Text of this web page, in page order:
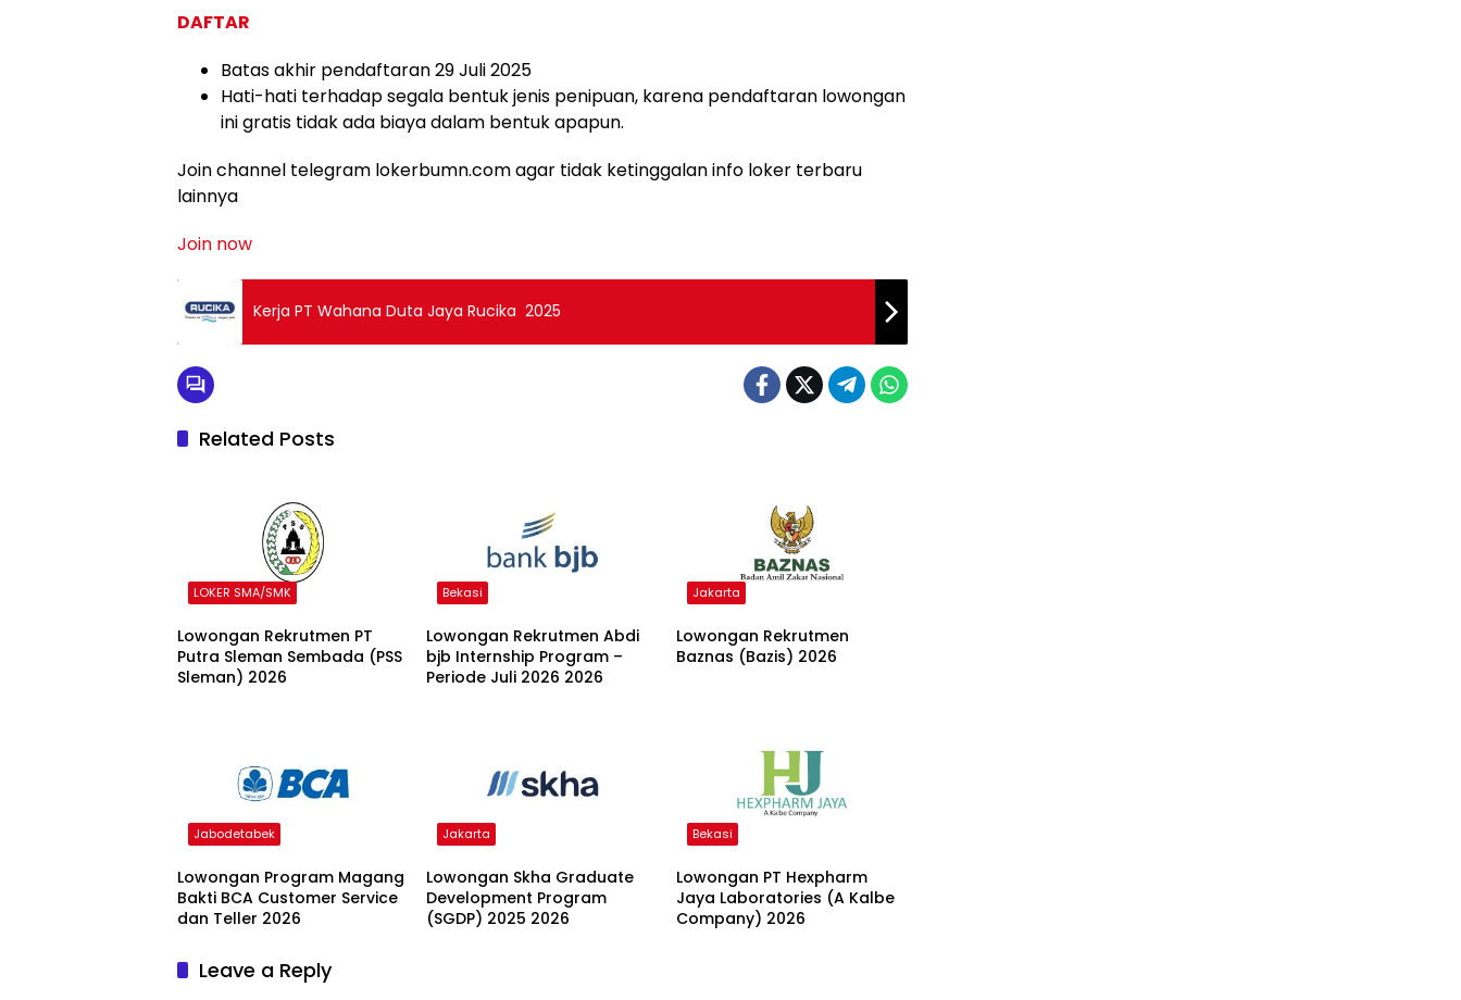
DAFTAR
Batas akhir pendaftaran 29 Juli 2025
Hati-hati terhadap segala bentuk jenis penipuan, karena pendaftaran lowongan
ini gratis tidak ada biaya dalam bentuk apapun.
Join channel telegram lokerbumn.com agar tidak ketinggalan info loker terbaru
lainnya
Join now
Kerja PT Wahana Duta Jaya Rucika 2025
Related Posts
LOKER SMA/SMK
Lowongan Rekrutmen PT
Putra Sleman Sembada (PSS
Sleman) 2026
Bekasi
Lowongan Rekrutmen Abdi
bjb Internship Program –
Periode Juli 2026 2026
Jakarta
Lowongan Rekrutmen
Baznas (Bazis) 2026
Jabodetabek
Lowongan Program Magang
Bakti BCA Customer Service
dan Teller 2026
Jakarta
Lowongan Skha Graduate
Development Program
(SGDP) 2025 2026
Bekasi
Lowongan PT Hexpharm
Jaya Laboratories (A Kalbe
Company) 2026
Leave a Reply